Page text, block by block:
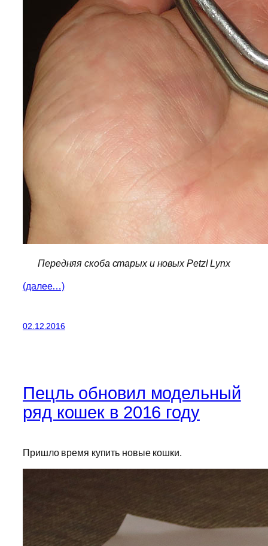
Передняя скоба старых и новых Petzl Lynx
(далее…)
02.12.2016
Пецль обновил модельный
ряд кошек в 2016 году
Пришло время купить новые кошки.